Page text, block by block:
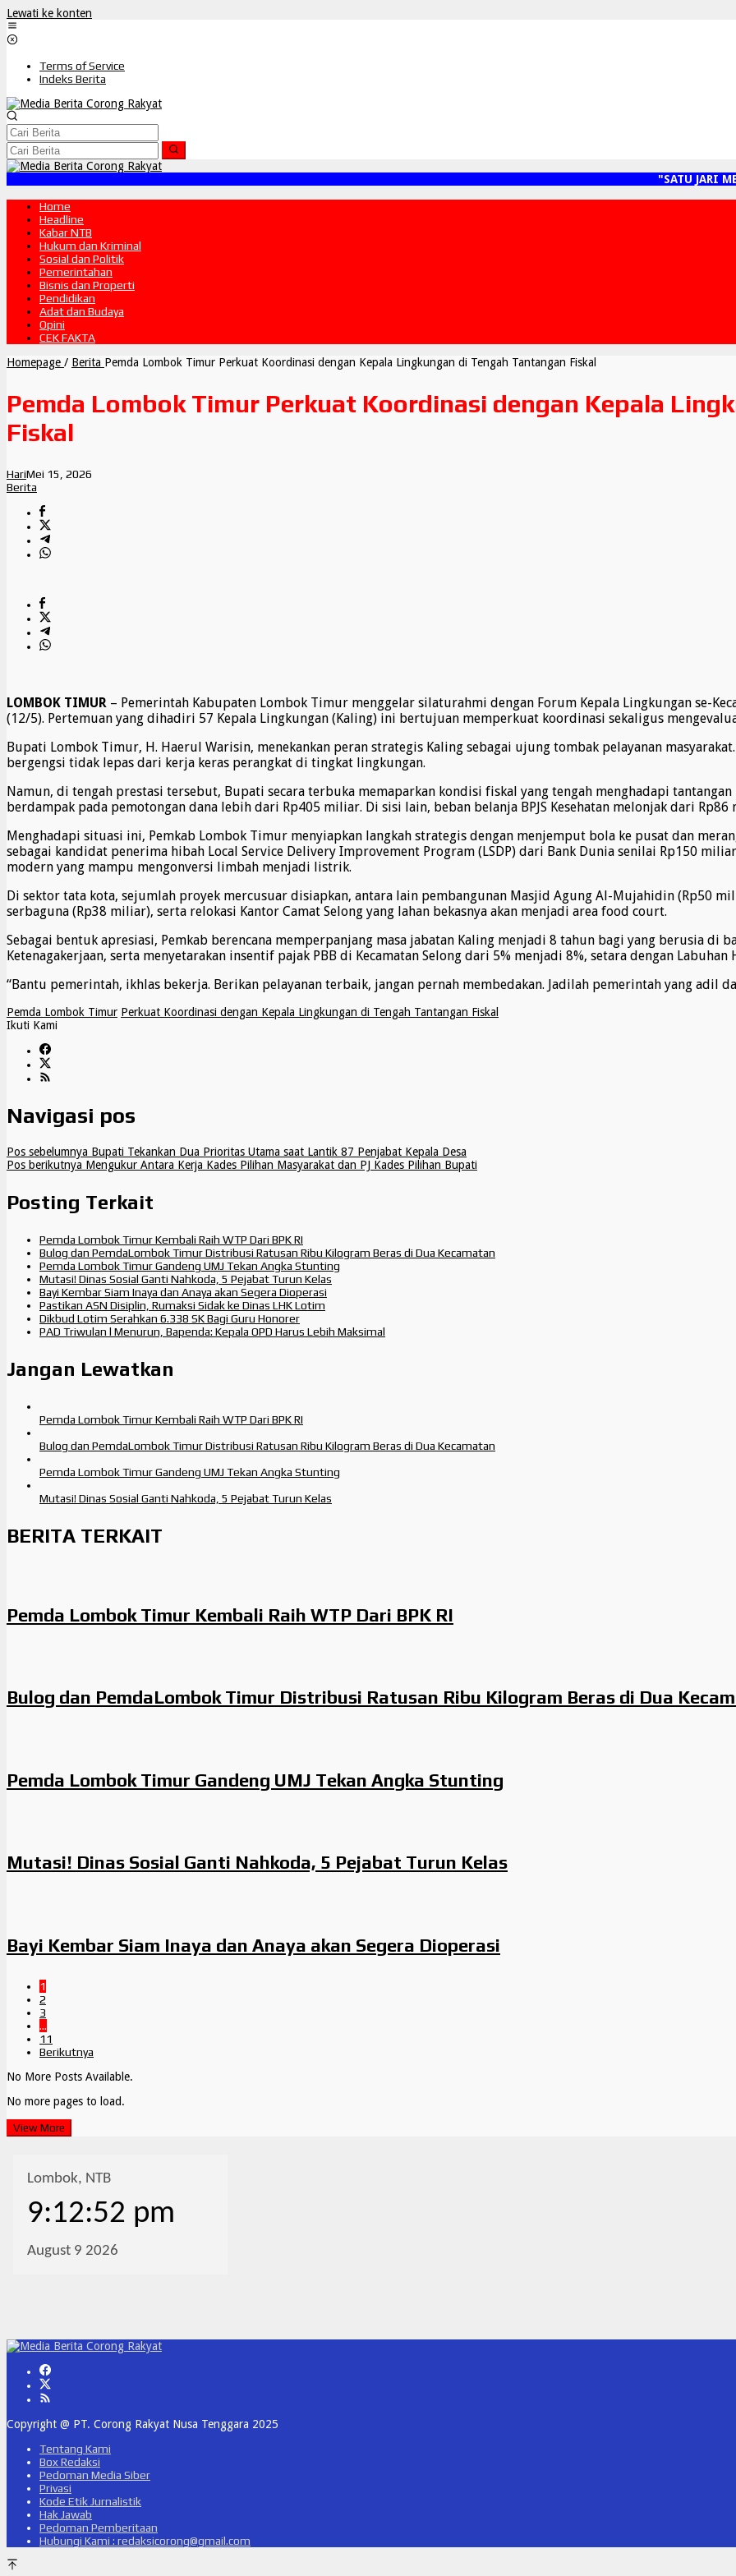
Lewati ke konten
Terms of Service
Indeks Berita
"SATU JARI
Home
Headline
Kabar NTB
Hukum dan Kriminal
Sosial dan Politik
Pemerintahan
Bisnis dan Properti
Pendidikan
Adat dan Budaya
Opini
CEK FAKTA
Homepage / Berita Pemda Lombok Timur Perkuat Koordinasi dengan Kepala Lingkungan di Tengah Tantangan Fiskal
Pemda Lombok Timur Perkuat Koordinasi dengan Kepala
Fiskal
HariMei 15, 2026
Berita
LOMBOK TIMUR – Pemerintah Kabupaten Lombok Timur menggelar silaturahmi dengan Forum Kepala Lingkungan se-
(12/5). Pertemuan yang dihadiri 57 Kepala Lingkungan (Kaling) ini bertujuan memperkuat koordinasi sekaligus
Bupati Lombok Timur, H. Haerul Warisin, menekankan peran strategis Kaling sebagai ujung tombak pelayanan
bergengsi tidak lepas dari kerja keras perangkat di tingkat lingkungan.
Namun, di tengah prestasi tersebut, Bupati secara terbuka memaparkan kondisi fiskal yang tengah menghadapi
berdampak pada pemotongan dana lebih dari Rp405 miliar. Di sisi lain, beban belanja BPJS Kesehatan melonjak dari
Menghadapi situasi ini, Pemkab Lombok Timur menyiapkan langkah strategis dengan menjemput bola ke pusat dan
sebagai kandidat penerima hibah Local Service Delivery Improvement Program (LSDP) dari Bank Dunia senilai Rp150
modern yang mampu mengonversi limbah menjadi listrik.
Di sektor tata kota, sejumlah proyek mercusuar disiapkan, antara lain pembangunan Masjid Agung Al-Mujahidin (Rp50
serbaguna (Rp38 miliar), serta relokasi Kantor Camat Selong yang lahan bekasnya akan menjadi area food court.
Sebagai bentuk apresiasi, Pemkab berencana memperpanjang masa jabatan Kaling menjadi 8 tahun bagi yang berusia di
Ketenagakerjaan, serta menyetarakan insentif pajak PBB di Kecamatan Selong dari 5% menjadi 8%, setara dengan Labuhan
“Bantu pemerintah, ikhlas bekerja. Berikan pelayanan terbaik, jangan pernah membedakan. Jadilah pemerintah yang adil
Pemda Lombok Timur Perkuat Koordinasi dengan Kepala Lingkungan di Tengah Tantangan Fiskal
Ikuti Kami
Navigasi pos
Pos sebelumnya Bupati Tekankan Dua Prioritas Utama saat Lantik 87 Penjabat Kepala Desa
Pos berikutnya Mengukur Antara Kerja Kades Pilihan Masyarakat dan PJ Kades Pilihan Bupati
Posting Terkait
Pemda Lombok Timur Kembali Raih WTP Dari BPK RI
Bulog dan PemdaLombok Timur Distribusi Ratusan Ribu Kilogram Beras di Dua Kecamatan
Pemda Lombok Timur Gandeng UMJ Tekan Angka Stunting
Mutasi! Dinas Sosial Ganti Nahkoda, 5 Pejabat Turun Kelas
Bayi Kembar Siam Inaya dan Anaya akan Segera Dioperasi
Pastikan ASN Disiplin, Rumaksi Sidak ke Dinas LHK Lotim
Dikbud Lotim Serahkan 6.338 SK Bagi Guru Honorer
PAD Triwulan l Menurun, Bapenda: Kepala OPD Harus Lebih Maksimal
Jangan Lewatkan
Pemda Lombok Timur Kembali Raih WTP Dari BPK RI
Bulog dan PemdaLombok Timur Distribusi Ratusan Ribu Kilogram Beras di Dua Kecamatan
Pemda Lombok Timur Gandeng UMJ Tekan Angka Stunting
Mutasi! Dinas Sosial Ganti Nahkoda, 5 Pejabat Turun Kelas
BERITA TERKAIT
Pemda Lombok Timur Kembali Raih WTP Dari BPK RI
Bulog dan PemdaLombok Timur Distribusi Ratusan Ribu Kilogram Beras di Dua
Pemda Lombok Timur Gandeng UMJ Tekan Angka Stunting
Mutasi! Dinas Sosial Ganti Nahkoda, 5 Pejabat Turun Kelas
Bayi Kembar Siam Inaya dan Anaya akan Segera Dioperasi
1
2
3
…
11
Berikutnya
No More Posts Available.
No more pages to load.
View More
Copyright @ PT. Corong Rakyat Nusa Tenggara 2025
Tentang Kami
Box Redaksi
Pedoman Media Siber
Privasi
Kode Etik Jurnalistik
Hak Jawab
Pedoman Pemberitaan
Hubungi Kami : redaksicorong@gmail.com